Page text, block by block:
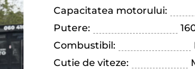
Capacitatea motorului:
Putere:
Combustibil:
Cutie de viteze: